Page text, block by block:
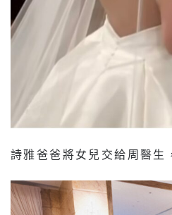
詩雅爸爸將女兒交給周醫生